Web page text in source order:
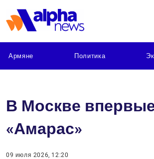
Армяне Политика
В Москве
«Амарас»
09 июля 2026, 12:20